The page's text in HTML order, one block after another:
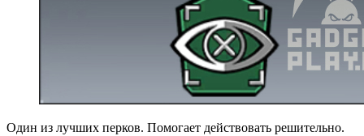
Один из лучших перков. Помогает действовать решительно.